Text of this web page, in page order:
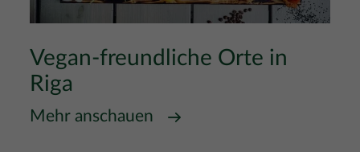
Vegan-freundliche Orte in
Riga
Mehr anschauen